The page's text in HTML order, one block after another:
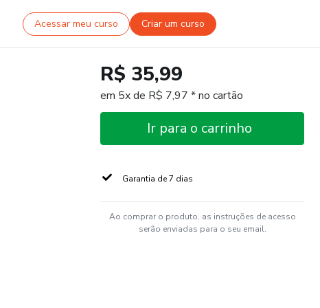
Acessar meu curso Criar um curso
R$ 35,99
em 5x de R$ 7,97 * no cartão
Ir para o carrinho
Garantia de 7 dias
Ao comprar o produto, as instruções de acesso
serão enviadas para o seu email.